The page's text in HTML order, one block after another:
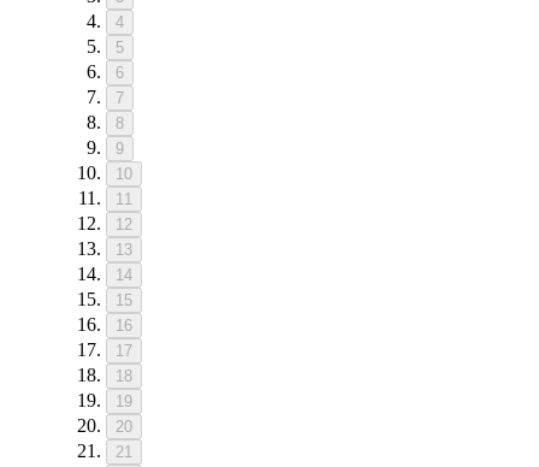
4
5
6
7
8
9
10
11
12
13
14
15
16
17
18
19
20
21